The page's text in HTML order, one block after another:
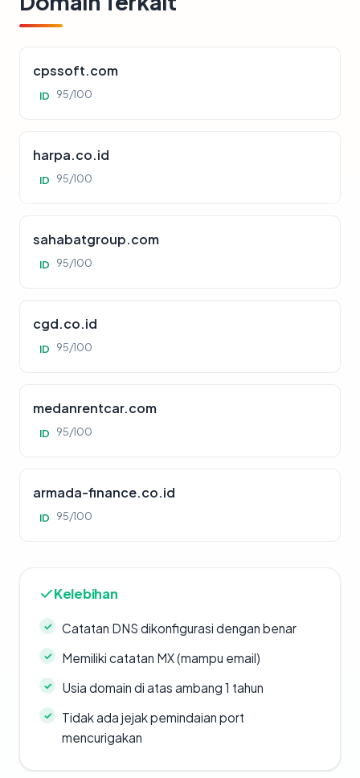
cpssoft.com
ID 95/100
harpa.co.id
ID 95/100
sahabatgroup.com
ID 95/100
cgd.co.id
ID 95/100
medanrentcar.com
ID 95/100
armada-finance.co.id
ID 95/100
Kelebihan
Catatan DNS dikonfigurasi dengan benar
Memiliki catatan MX (mampu email)
Usia domain di atas ambang 1 tahun
Tidak ada jejak pemindaian port
mencurigakan